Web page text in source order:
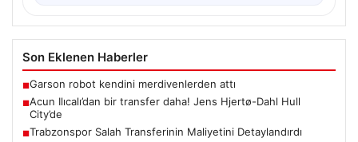
Son Eklenen Haberler
■Garson robot kendini merdivenlerden attı
■Acun Ilıcalı’dan bir transfer daha! Jens Hjertø-Dahl Hull
City’de
■Trabzonspor Salah Transferinin Maliyetini Detaylandırdı